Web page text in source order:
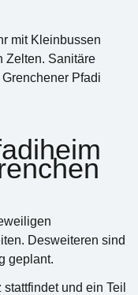
mit Kleinbussen
Zelten. Sanitäre
Pfadi
Desweiteren sind
geplant.
und ein Teil